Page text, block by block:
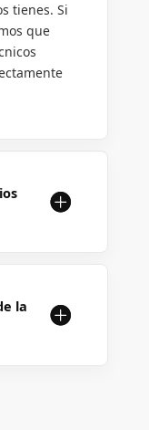
tienes. Si
que
la